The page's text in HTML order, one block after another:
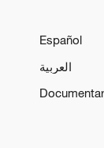
Español
العربية